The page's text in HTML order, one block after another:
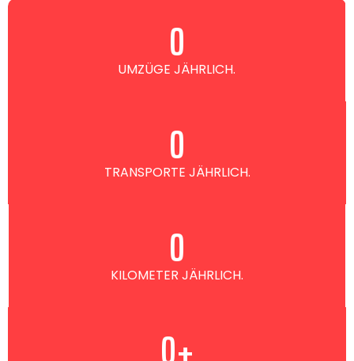
UMZÜGE JÄHRLICH.
0
TRANSPORTE JÄHRLICH.
0
KILOMETER JÄHRLICH.
0